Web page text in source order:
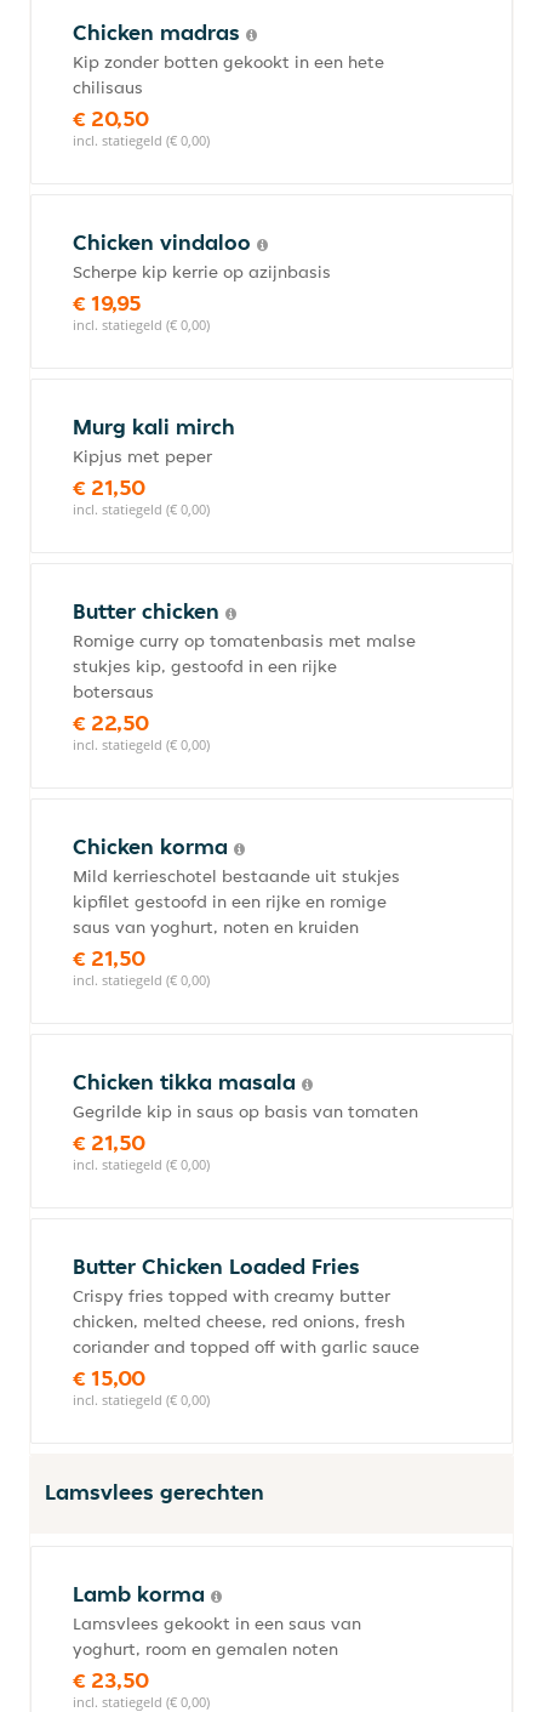
Chicken madras
Kip zonder botten gekookt in een hete
chilisaus
€ 20,50
incl. statiegeld (€ 0,00)
Chicken vindaloo
Scherpe kip kerrie op azijnbasis
€ 19,95
incl. statiegeld (€ 0,00)
Murg kali mirch
Kipjus met peper
€ 21,50
incl. statiegeld (€ 0,00)
Butter chicken
Romige curry op tomatenbasis met malse
stukjes kip, gestoofd in een rijke
botersaus
€ 22,50
incl. statiegeld (€ 0,00)
Chicken korma
Mild kerrieschotel bestaande uit stukjes
kipfilet gestoofd in een rijke en romige
saus van yoghurt, noten en kruiden
€ 21,50
incl. statiegeld (€ 0,00)
Chicken tikka masala
Gegrilde kip in saus op basis van tomaten
€ 21,50
incl. statiegeld (€ 0,00)
Butter Chicken Loaded Fries
Crispy fries topped with creamy butter
chicken, melted cheese, red onions, fresh
coriander and topped off with garlic sauce
€ 15,00
incl. statiegeld (€ 0,00)
Lamsvlees gerechten
Lamb korma
Lamsvlees gekookt in een saus van
yoghurt, room en gemalen noten
€ 23,50
incl. statiegeld (€ 0,00)